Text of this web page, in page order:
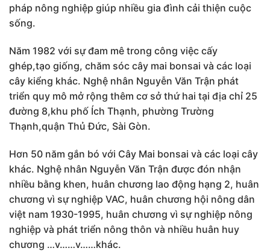
pháp nông nghiệp giúp nhiều gia đình cải thiện cuộc
sống.
Năm 1982 với sự đam mê trong công việc cấy
ghép,tạo giống, chăm sóc cây mai bonsai và các loại
cây kiểng khác. Nghệ nhân Nguyễn Văn Trận phát
triển quy mô mở rộng thêm cơ sở thứ hai tại địa chỉ 25
đường 8,khu phố Ích Thạnh, phường Trường
Thạnh,quận Thủ Đức, Sài Gòn.
Hơn 50 năm gắn bó với Cây Mai bonsai và các loại cây
khác. Nghệ nhân Nguyễn Văn Trận được đón nhận
nhiều bằng khen, huân chương lao động hạng 2, huân
chương vì sự nghiệp VAC, huân chương hội nông dân
việt nam 1930-1995, huân chương vì sự nghiệp nông
nghiệp và phát triển nông thôn và nhiều huân huy
chương …v……v……khác.